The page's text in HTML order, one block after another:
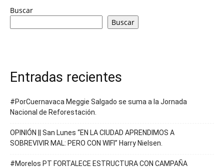
Buscar
Buscar
Entradas recientes
#PorCuernavaca Meggie Salgado se suma a la Jornada
Nacional de Reforestación.
OPINIÓN || San Lunes “EN LA CIUDAD APRENDIMOS A
SOBREVIVIR MAL: PERO CON WIFI” Harry Nielsen.
#Morelos PT FORTALECE ESTRUCTURA CON CAMPAÑA